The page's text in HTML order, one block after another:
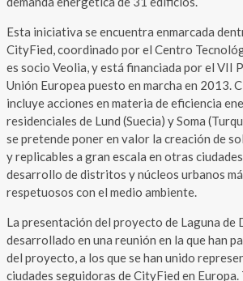
Esta iniciativa se encuentra enmarcada
CityFied, coordinado por el Centro
es socio Veolia, y está financiada por el VII
Unión Europea puesto en marcha en 2013.
incluye acciones en materia de eficiencia
residenciales de Lund (Suecia) y Soma
se pretende poner en valor la creación de
y replicables a gran escala en otras
desarrollo de distritos y núcleos urbanos
respetuosos con el medio ambiente.
La presentación del proyecto de Laguna de
desarrollado en una reunión en la que han
del proyecto, a los que se han unido
ciudades seguidoras de CityFied en Europa.